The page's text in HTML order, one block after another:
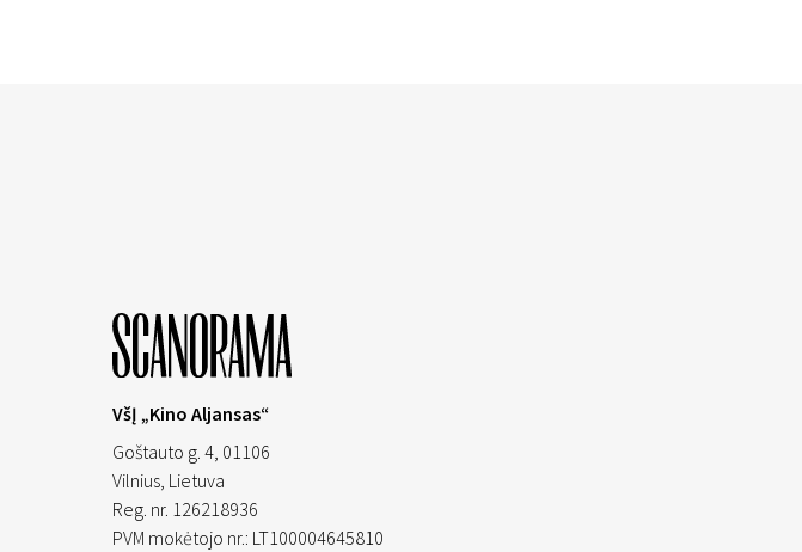
VšĮ „Kino Aljansas“
Goštauto g. 4, 01106
Vilnius, Lietuva
Reg. nr. 126218936
PVM mokėtojo nr.: LT100004645810